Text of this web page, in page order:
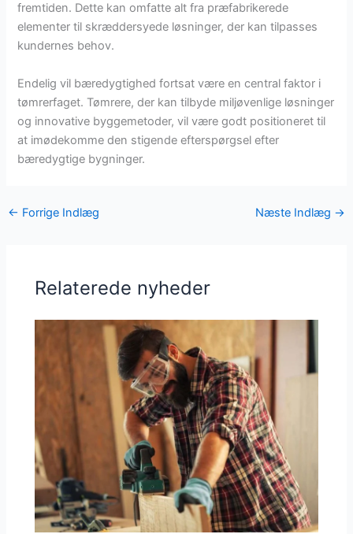
fremtiden. Dette kan omfatte alt fra præfabrikerede
elementer til skræddersyede løsninger, der kan tilpasses
kundernes behov.
Endelig vil bæredygtighed fortsat være en central faktor i
tømrerfaget. Tømrere, der kan tilbyde miljøvenlige løsninger
og innovative byggemetoder, vil være godt positioneret til
at imødekomme den stigende efterspørgsel efter
bæredygtige bygninger.
← Forrige Indlæg Næste Indlæg →
Relaterede nyheder